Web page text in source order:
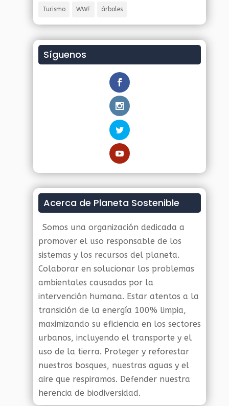
Turismo WWF árboles
Síguenos
Acerca de Planeta Sostenible
Somos una organización dedicada a
promover el uso responsable de los
sistemas y los recursos del planeta.
Colaborar en solucionar los problemas
ambientales causados por la
intervención humana. Estar atentos a la
transición de la energía 100% limpia,
maximizando su eficiencia en los sectores
urbanos, incluyendo el transporte y el
uso de la tierra. Proteger y reforestar
nuestros bosques, nuestras aguas y el
aire que respiramos. Defender nuestra
herencia de biodiversidad.